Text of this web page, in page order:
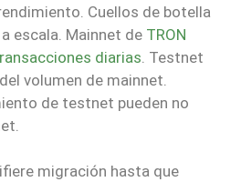
Cuellos de botella
escala. Mainnet de TRON
diarias . Testnet
volumen de mainnet.
de testnet pueden no
migración hasta que